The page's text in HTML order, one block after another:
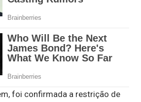
foi confirmada a restrição de